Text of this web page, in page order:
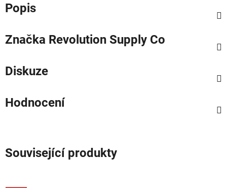
Popis
Značka Revolution Supply Co
Diskuze
Hodnocení
Související produkty